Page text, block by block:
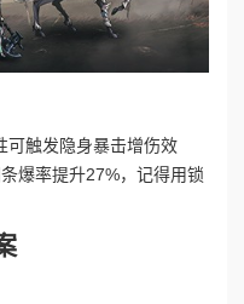
可触发隐身暴击增伤效
爆率提升27%，记得用锁